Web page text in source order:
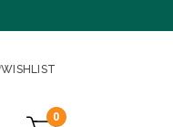
WISHLIST
0